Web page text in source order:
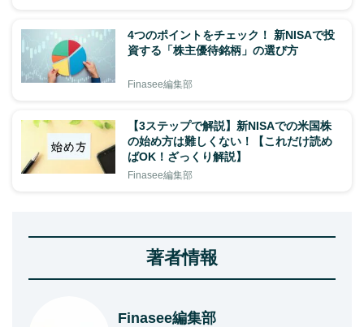
4つのポイントをチェック！ 新NISAで投
資する「株主優待銘柄」の選び方
Finasee編集部
【3ステップで解説】新NISAでの米国株
の始め方は難しくない！【これだけ読め
ばOK！ざっくり解説】
Finasee編集部
著者情報
Finasee編集部